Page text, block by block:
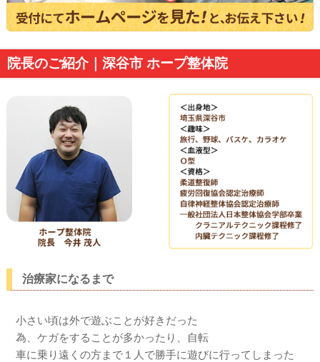
院長のご紹介｜深谷市 ホープ整体院
治療家になるまで
小さい頃は外で遊ぶことが好きだった
為、ケガをすることが多かったり、自転
車に乗り遠くの方まで１人で勝手に遊びに行ってしまった